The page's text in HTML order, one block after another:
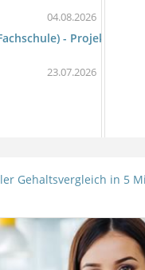
04.08.2026
-
23.07.2026
Gehaltsvergleich in 5